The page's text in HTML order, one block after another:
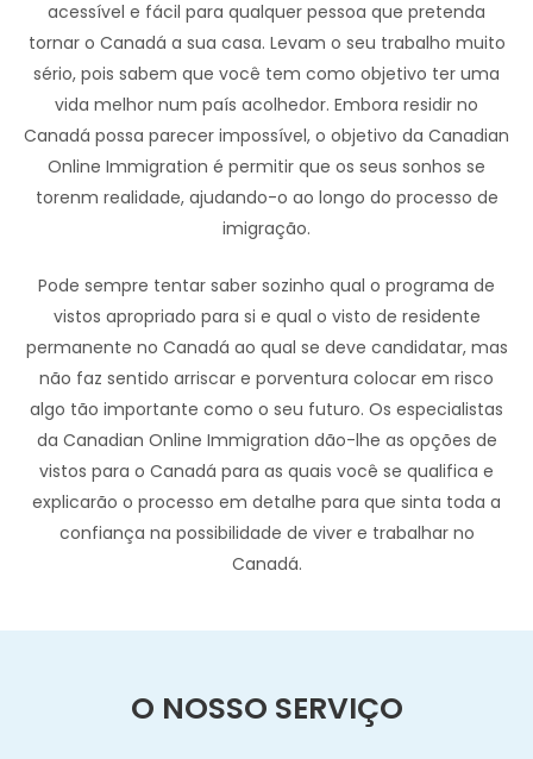
acessível e fácil para qualquer pessoa que pretenda
tornar o Canadá a sua casa. Levam o seu trabalho muito
sério, pois sabem que você tem como objetivo ter uma
vida melhor num país acolhedor. Embora residir no
Canadá possa parecer impossível, o objetivo da Canadian
Online Immigration é permitir que os seus sonhos se
torenm realidade, ajudando-o ao longo do processo de
imigração.
Pode sempre tentar saber sozinho qual o programa de
vistos apropriado para si e qual o visto de residente
permanente no Canadá ao qual se deve candidatar, mas
não faz sentido arriscar e porventura colocar em risco
algo tão importante como o seu futuro. Os especialistas
da Canadian Online Immigration dão-lhe as opções de
vistos para o Canadá para as quais você se qualifica e
explicarão o processo em detalhe para que sinta toda a
confiança na possibilidade de viver e trabalhar no
Canadá.
O NOSSO SERVIÇO